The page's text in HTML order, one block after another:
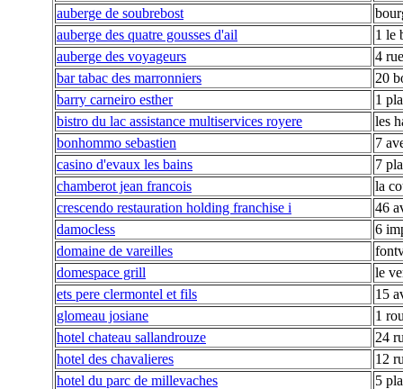
auberge de soubrebost
auberge des quatre gousses d'ail
1 le
auberge des voyageurs
4
bar tabac des marronniers
20
barry carneiro esther
1
bistro du lac assistance multiservices royere
les
bonhommo sebastien
7
casino d'evaux les bains
7
chamberot jean francois
la
crescendo restauration holding franchise i
46
damocless
6
domaine de vareilles
domespace grill
le
ets pere clermontel et fils
15
glomeau josiane
1
hotel chateau sallandrouze
24
hotel des chavalieres
12
hotel du parc de millevaches
5